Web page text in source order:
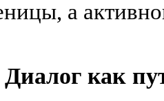
а
как